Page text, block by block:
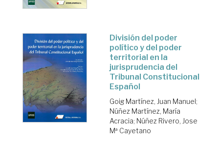
División del poder
político y del poder
territorial en la
jurisprudencia del
Tribunal Constitucional
Español
Goig Martínez, Juan Manuel;
Núñez Martínez, María
Acracia; Núñez Rivero, Jose
Mª Cayetano